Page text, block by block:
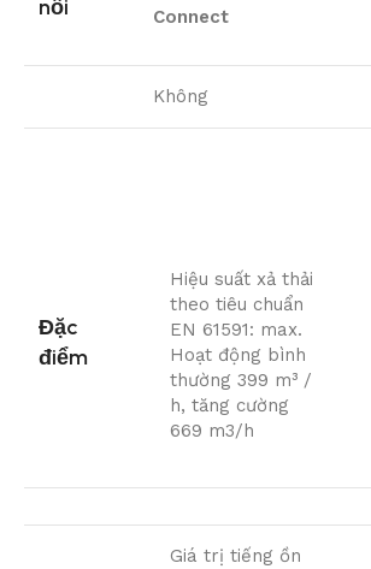
nối
Connect
Không
Đặc
điểm
Hiệu suất xả thải
theo tiêu chuẩn
EN 61591: max.
Hoạt động bình
thường 399 m³ /
h, tăng cường
669 m3/h
Giá trị tiếng ồn